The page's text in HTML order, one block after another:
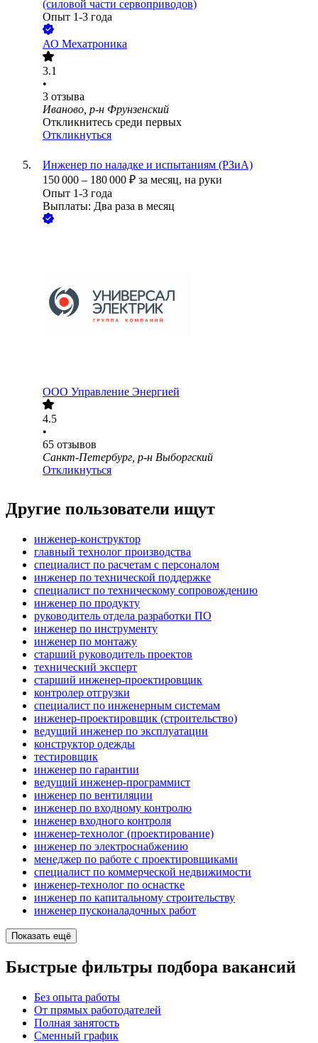
(силовой части сервоприводов)
Опыт 1-3 года
АО Мехатроника
3.1
•
3 отзыва
Иваново, р-н Фрунзенский
Откликнитесь среди первых
Откликнуться
Инженер по наладке и испытаниям (РЗиА)
150 000 – 180 000 ₽ за месяц, на руки
Опыт 1-3 года
Выплаты: Два раза в месяц
ООО Управление Энергией
4.5
•
65 отзывов
Санкт-Петербург, р-н Выборгский
Откликнуться
Другие пользователи ищут
инженер-конструктор
главный технолог производства
специалист по расчетам с персоналом
инженер по технической поддержке
специалист по техническому сопровождению
инженер по продукту
руководитель отдела разработки ПО
инженер по инструменту
инженер по монтажу
старший руководитель проектов
технический эксперт
старший инженер-проектировщик
контролер отгрузки
специалист по инженерным системам
инженер-проектировщик (строительство)
ведущий инженер по эксплуатации
конструктор одежды
тестировщик
инженер по гарантии
ведущий инженер-программист
инженер по вентиляции
инженер по входному контролю
инженер входного контроля
инженер-технолог (проектирование)
инженер по электроснабжению
менеджер по работе с проектировщиками
специалист по коммерческой недвижимости
инженер-технолог по оснастке
инженер по капитальному строительству
инженер пусконаладочных работ
Показать ещё
Быстрые фильтры подбора вакансий
Без опыта работы
От прямых работодателей
Полная занятость
Сменный график